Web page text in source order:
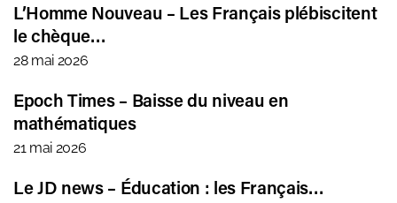
L’Homme Nouveau – Les Français plébiscitent
le chèque…
28 mai 2026
Epoch Times – Baisse du niveau en
mathématiques
21 mai 2026
Le JD news – Éducation : les Français…